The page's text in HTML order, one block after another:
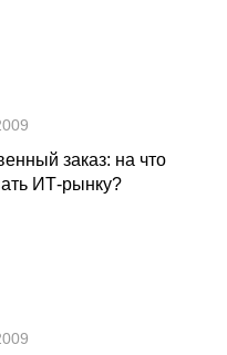
заказ: на что
ИТ-рынку?